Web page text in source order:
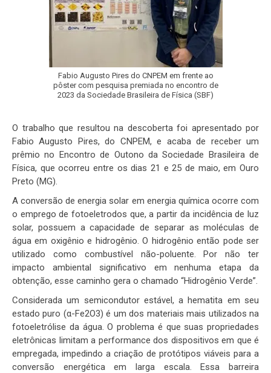
Fabio Augusto Pires do CNPEM em frente ao
pôster com pesquisa premiada no encontro de
2023 da Sociedade Brasileira de Física (SBF)
O trabalho que resultou na descoberta foi apresentado por
Fabio Augusto Pires, do CNPEM, e acaba de receber um
prêmio no Encontro de Outono da Sociedade Brasileira de
Física, que ocorreu entre os dias 21 e 25 de maio, em Ouro
Preto (MG).
A conversão de energia solar em energia química ocorre com
o emprego de fotoeletrodos que, a partir da incidência de luz
solar, possuem a capacidade de separar as moléculas de
água em oxigênio e hidrogênio. O hidrogênio então pode ser
utilizado como combustível não-poluente. Por não ter
impacto ambiental significativo em nenhuma etapa da
obtenção, esse caminho gera o chamado “Hidrogênio Verde”.
Considerada um semicondutor estável, a hematita em seu
estado puro (α-Fe2O3) é um dos materiais mais utilizados na
fotoeletrólise da água. O problema é que suas propriedades
eletrônicas limitam a performance dos dispositivos em que é
empregada, impedindo a criação de protótipos viáveis para a
conversão energética em larga escala. Essa barreira